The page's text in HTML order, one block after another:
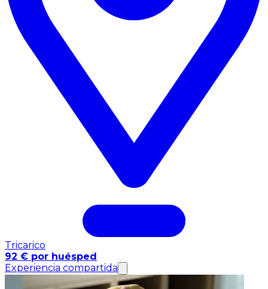
Tricarico
92 € por huésped
Experiencia compartida